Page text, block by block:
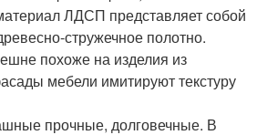
ЛДСП представляет собой
стружечное полотно.
похоже на изделия из
мебели имитируют текстуру
прочные, долговечные. В